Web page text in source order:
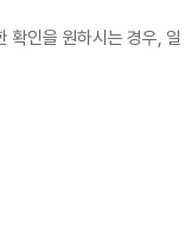
확인을 원하시는 경우, 일